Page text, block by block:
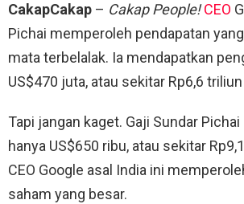
CakapCakap – Cakap People! CEO
Pichai memperoleh pendapatan
mata terbelalak. Ia mendapatkan
US$470 juta, atau sekitar Rp6,6
Tapi jangan kaget. Gaji Sundar
hanya US$650 ribu, atau sekitar
CEO Google asal India ini
saham yang besar.